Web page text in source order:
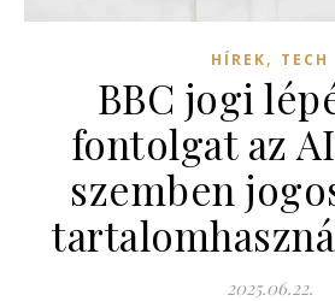
HÍREK, TECH
BBC jogi
fontolgat az
szemben
2025.06.22.